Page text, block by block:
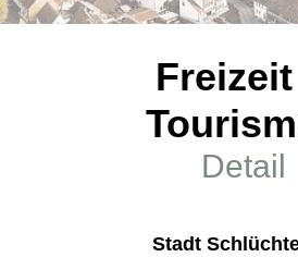
Detail
Stadt